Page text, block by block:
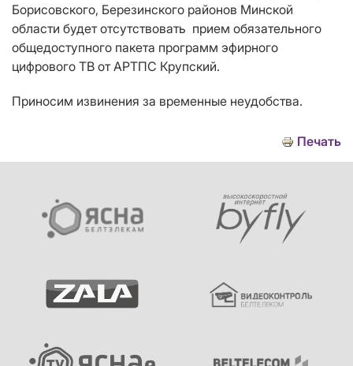
Борисовского, Березинского районов Минской
области будет отсутствовать прием обязательного
общедоступного пакета программ эфирного
цифрового ТВ от АРТПС Крупский.
Приносим извинения за временные неудобства.
Печать